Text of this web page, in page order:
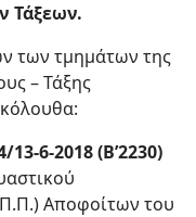
Τάξεων.
των τμημάτων της
– Τάξης
6-2018 (Β’2230)
Αποφοίτων του